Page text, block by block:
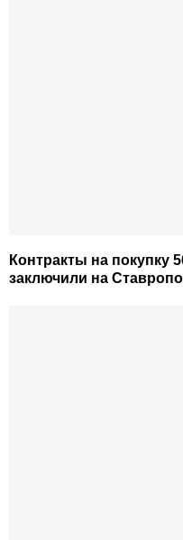
Контракты на покупку
заключили на